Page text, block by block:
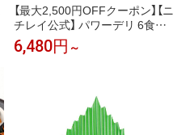
【最大2,500円OFFクーポン】【ニ
チレイ公式】 パワーデリ 6食・8
食・10食セット 冷凍弁当 高た
んぱく質 冷凍 お弁当 冷凍食品
洋食 中華 ニチレイフーズ 自宅
療養 おいしい 美味しい リモー
6,480円 ～